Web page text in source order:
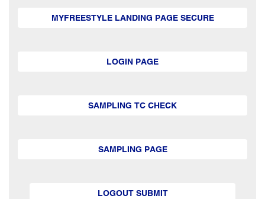
MYFREESTYLE LANDING PAGE SECURE
LOGIN PAGE
SAMPLING TC CHECK
SAMPLING PAGE
LOGOUT SUBMIT